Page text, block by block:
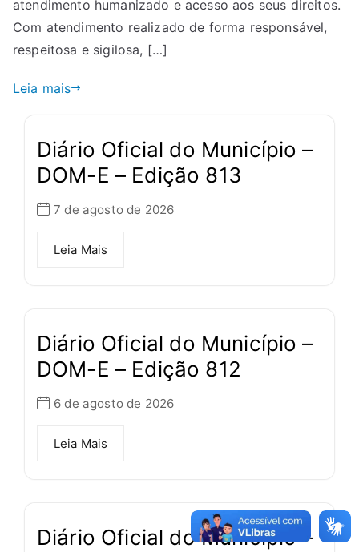
atendimento humanizado e acesso aos seus direitos.
Com atendimento realizado de forma responsável,
respeitosa e sigilosa, […]
Leia mais
Diário Oficial do Município –
DOM-E – Edição 813
7 de agosto de 2026
Leia Mais
Diário Oficial do Município –
DOM-E – Edição 812
6 de agosto de 2026
Leia Mais
Diário Oficial do Município –